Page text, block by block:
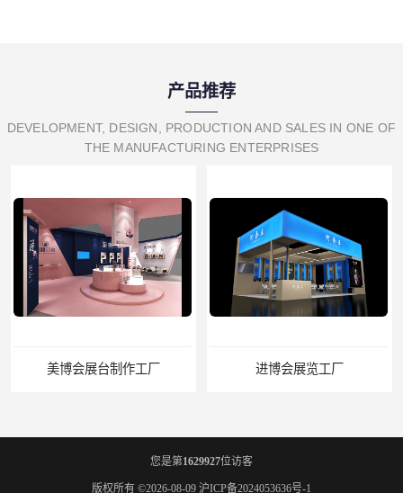
产品推荐
DEVELOPMENT, DESIGN, PRODUCTION AND SALES IN ONE OF
THE MANUFACTURING ENTERPRISES
美博会展台制作工厂 进博会展览工厂
您是第1629927位访客
版权所有 ©2026-08-09 沪ICP备2024053636号-1